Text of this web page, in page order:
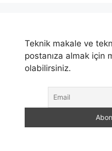
Teknik makale ve
postanıza almak için
olabilirsiniz.